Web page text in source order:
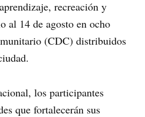
recreación y
al 14 de agosto en ocho
(CDC) distribuidos
los participantes
que fortalecerán sus